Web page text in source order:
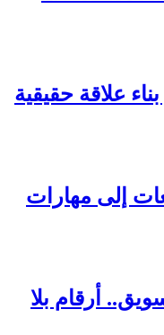
علاقة حقيقية
إلى مهارات
أرقام بلا